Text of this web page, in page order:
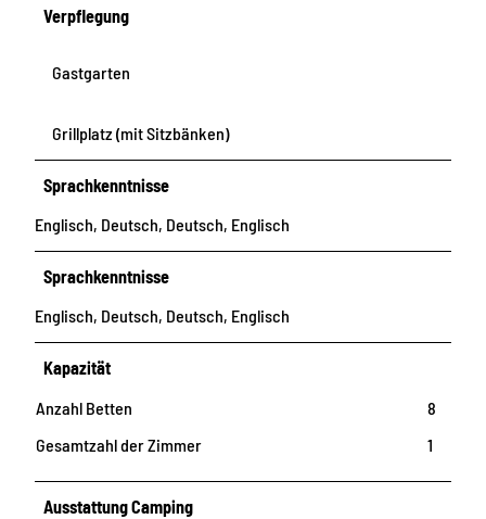
Verpflegung
Gastgarten
Grillplatz (mit Sitzbänken)
Sprachkenntnisse
Englisch, Deutsch, Deutsch, Englisch
Sprachkenntnisse
Englisch, Deutsch, Deutsch, Englisch
Kapazität
Anzahl Betten
8
Gesamtzahl der Zimmer
1
Ausstattung Camping